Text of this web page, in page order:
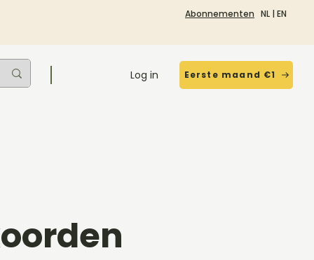
Abonnementen NL | EN
Log in Eerste maand €1